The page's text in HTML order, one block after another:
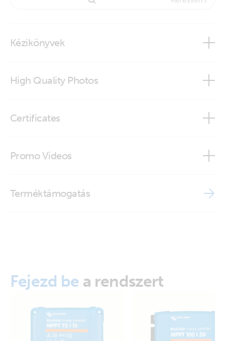
Kézikönyvek
High Quality Photos
Certificates
Promo Videos
Terméktámogatás
Fejezd be a rendszert